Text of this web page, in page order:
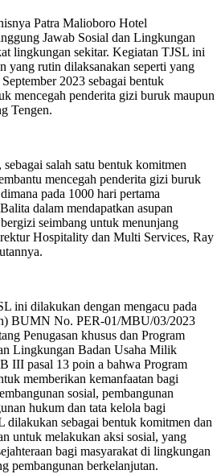
Patra Malioboro Hotel
Jawab Sosial dan Lingkungan
lingkungan sekitar. Kegiatan TJSL ini
yang rutin dilaksanakan seperti yang
2023 sebagai bentuk
mencegah penderita gizi buruk maupun
Tengen.
salah satu bentuk komitmen
mencegah penderita gizi buruk
pada 1000 hari pertama
dalam mendapatkan asupan
seimbang untuk menunjang
Hospitality dan Multi Services, Ray
ini dilakukan dengan mengacu pada
BUMN No. PER-01/MBU/03/2023
Penugasan khusus dan Program
Lingkungan Badan Usaha Milik
III pasal 13 poin a bahwa Program
memberikan kemanfaatan bagi
sosial, pembangunan
hukum dan tata kelola bagi
dilakukan sebagai bentuk komitmen dan
untuk melakukan aksi sosial, yang
bagi masyarakat di lingkungan
pembangunan berkelanjutan.